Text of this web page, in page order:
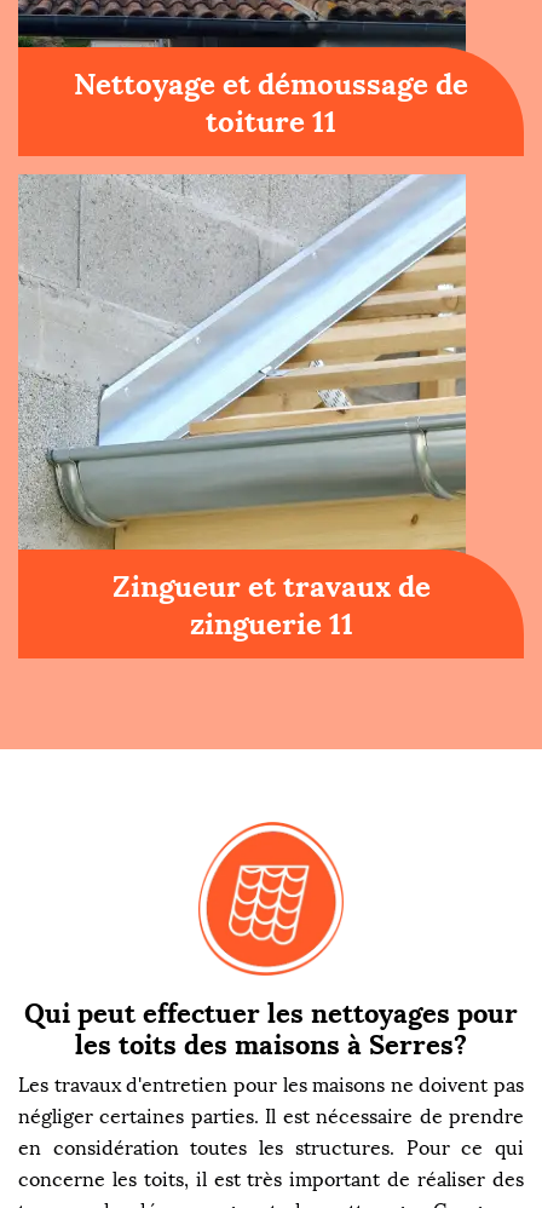
Nettoyage et démoussage de
toiture 11
Zingueur et travaux de
zinguerie 11
Qui peut effectuer les nettoyages pour
les toits des maisons à Serres?
Les travaux d'entretien pour les maisons ne doivent pas
négliger certaines parties. Il est nécessaire de prendre
en considération toutes les structures. Pour ce qui
concerne les toits, il est très important de réaliser des